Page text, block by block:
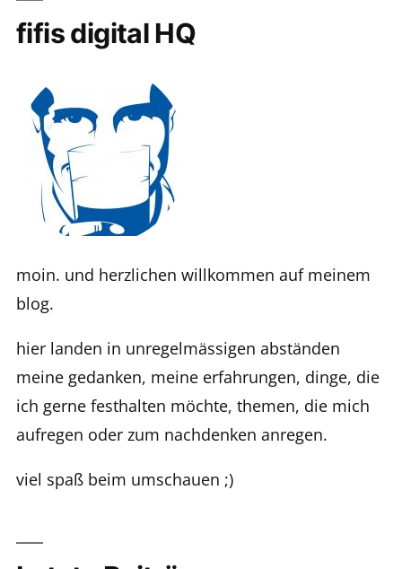
fifis digital HQ
moin. und herzlichen willkommen auf meinem
blog.
hier landen in unregelmässigen abständen
meine gedanken, meine erfahrungen, dinge, die
ich gerne festhalten möchte, themen, die mich
aufregen oder zum nachdenken anregen.
viel spaß beim umschauen ;)